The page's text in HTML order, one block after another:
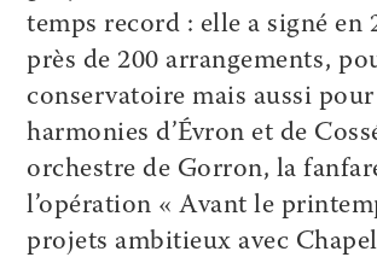
temps record : elle a signé en
près de 200 arrangements,
conservatoire mais aussi pour
harmonies d’Évron et de
orchestre de Gorron, la
l’opération « Avant le
projets ambitieux avec